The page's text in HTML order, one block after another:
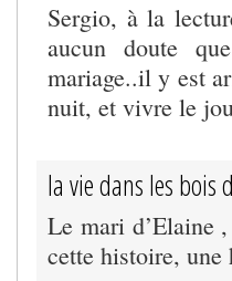
Sergio, à la
aucun doute
mariage..il y est
nuit, et vivre le
la vie dans les bois
Le mari d’Elaine
cette histoire,